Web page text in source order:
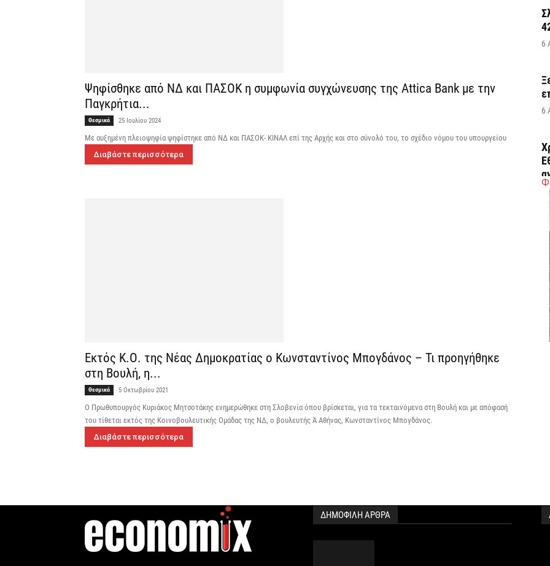
Ψηφίσθηκε από ΝΔ και ΠΑΣΟΚ η συμφωνία συγχώνευσης της Attica Bank με την
Παγκρήτια...
Θεσμικά 25 Ιουλίου 2024
Με αυξημένη πλειοψηφία ψηφίστηκε από ΝΔ και ΠΑΣΟΚ- ΚΙΝΑΛ επί της Αρχής και στο σύνολό του, το σχέδιο νόμου του υπουργείου
Διαβάστε περισσότερα
Εκτός Κ.Ο. της Νέας Δημοκρατίας ο Κωνσταντίνος Μπογδάνος – Τι προηγήθηκε
στη Βουλή, η...
Θεσμικά 5 Οκτωβρίου 2021
Ο Πρωθυπουργός Κυριάκος Μητσοτάκης ενημερώθηκε στη Σλοβενία όπου βρίσκεται, για τα τεκταινόμενα στη Βουλή και με απόφασή
του τίθεται εκτός της Κοινοβουλευτικής Ομάδας της ΝΔ, ο βουλευτής Ά Αθήνας, Κωνσταντίνος Μπογδάνος.
Διαβάστε περισσότερα
6
6
ΔΗΜΟΦΙΛΗ ΑΡΘΡΑ